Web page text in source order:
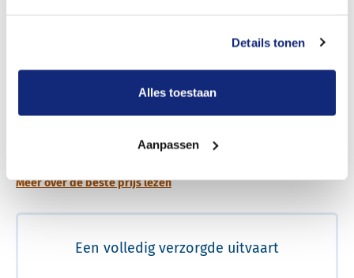
Details tonen
Alles toestaan
Aanpassen
Meer over de beste prijs lezen
Een volledig verzorgde uitvaart